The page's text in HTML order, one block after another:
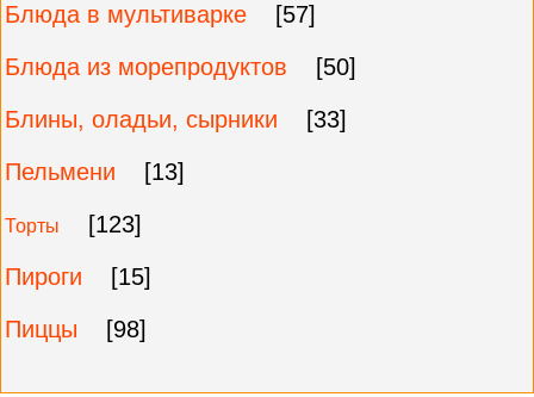
Блюда в мультиварке
[57]
Блюда из морепродуктов
[50]
Блины, оладьи, сырники
[33]
Пельмени
[13]
Торты
[123]
Пироги
[15]
Пиццы
[98]